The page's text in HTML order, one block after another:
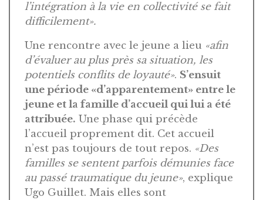
l’intégration à la vie en collectivité se fait
difficilement».
Une rencontre avec le jeune a lieu «afin
d’évaluer au plus près sa situation, les
potentiels conflits de loyauté». S’ensuit
une période «d’apparentement» entre le
jeune et la famille d’accueil qui lui a été
attribuée. Une phase qui précède
l’accueil proprement dit. Cet accueil
n’est pas toujours de tout repos. «Des
familles se sentent parfois démunies face
au passé traumatique du jeune», explique
Ugo Guillet. Mais elles sont